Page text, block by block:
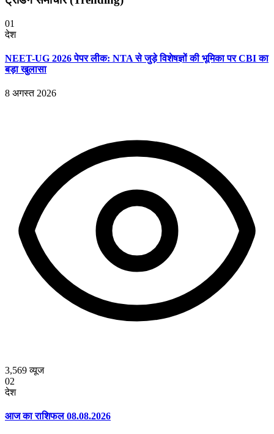
01
देश
NEET-UG 2026 पेपर लीक: NTA से जुड़े विशेषज्ञों की भूमिका पर CBI का
बड़ा खुलासा
8 अगस्त 2026
3,569व्यूज
02
देश
आज का राशिफल 08.08.2026